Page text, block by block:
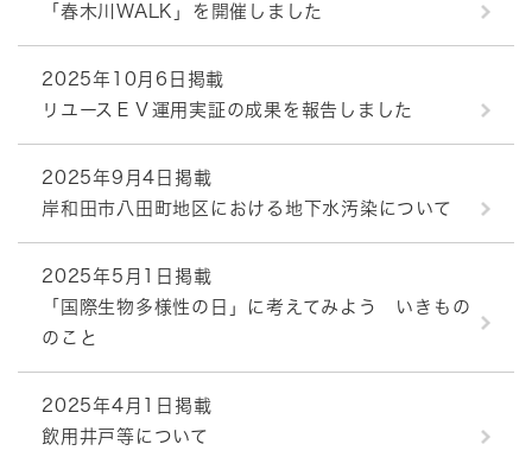
「春木川WALK」を開催しました
2025年10月6日掲載
リユースＥＶ運用実証の成果を報告しました
2025年9月4日掲載
岸和田市八田町地区における地下水汚染について
2025年5月1日掲載
「国際生物多様性の日」に考えてみよう いきもの
のこと
2025年4月1日掲載
飲用井戸等について